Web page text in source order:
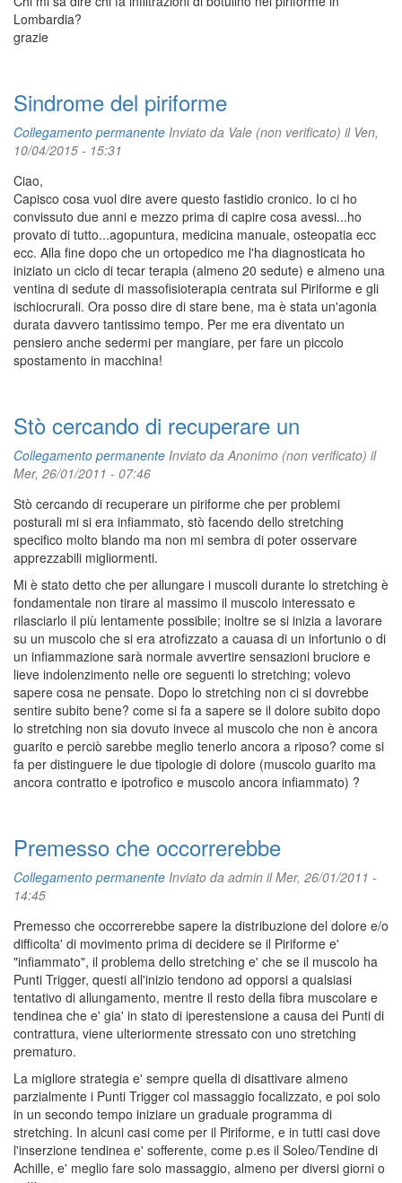
Lombardia?
grazie
Sindrome del piriforme
Collegamento permanente Inviato da Vale (non verificato) il Ven,
10/04/2015 - 15:31
Ciao,
Capisco cosa vuol dire avere questo fastidio cronico. Io ci ho
convissuto due anni e mezzo prima di capire cosa avessi...ho
provato di tutto...agopuntura, medicina manuale, osteopatia ecc
ecc. Alla fine dopo che un ortopedico me l'ha diagnosticata ho
iniziato un ciclo di tecar terapia (almeno 20 sedute) e almeno una
ventina di sedute di massofisioterapia centrata sul Piriforme e gli
ischiocrurali. Ora posso dire di stare bene, ma è stata un'agonia
durata davvero tantissimo tempo. Per me era diventato un
pensiero anche sedermi per mangiare, per fare un piccolo
spostamento in macchina!
Stò cercando di recuperare un
Collegamento permanente Inviato daAnonimo (non verificato) il
Mer, 26/01/2011 - 07:46
Stò cercando di recuperare un piriforme che per problemi
posturali mi si era infiammato, stò facendo dello stretching
specifico molto blando ma non mi sembra di poter osservare
apprezzabili migliormenti.
Mi è stato detto che per allungare i muscoli durante lo stretching è
fondamentale non tirare al massimo il muscolo interessato e
rilasciarlo il più lentamente possibile; inoltre se si inizia a lavorare
su un muscolo che si era atrofizzato a cauasa di un infortunio o di
un infiammazione sarà normale avvertire sensazioni bruciore e
lieve indolenzimento nelle ore seguenti lo stretching; volevo
sapere cosa ne pensate. Dopo lo stretching non ci si dovrebbe
sentire subito bene? come si fa a sapere se il dolore subito dopo
lo stretching non sia dovuto invece al muscolo che non è ancora
guarito e perciò sarebbe meglio tenerlo ancora a riposo? come si
fa per distinguere le due tipologie di dolore (muscolo guarito ma
ancora contratto e ipotrofico e muscolo ancora infiammato) ?
Premesso che occorrerebbe
Collegamento permanente Inviato da admin il Mer, 26/01/2011 -
14:45
Premesso che occorrerebbe sapere la distribuzione del dolore e/o
difficolta' di movimento prima di decidere se il Piriforme e'
"infiammato", il problema dello stretching e' che se il muscolo ha
Punti Trigger, questi all'inizio tendono ad opporsi a qualsiasi
tentativo di allungamento, mentre il resto della fibra muscolare e
tendinea che e' gia' in stato di iperestensione a causa dei Punti di
contrattura, viene ulteriormente stressato con uno stretching
prematuro.
La migliore strategia e' sempre quella di disattivare almeno
parzialmente i Punti Trigger col massaggio focalizzato, e poi solo
in un secondo tempo iniziare un graduale programma di
stretching. In alcuni casi come per il Piriforme, e in tutti casi dove
l'inserzione tendinea e' sofferente, come p.es il Soleo/Tendine di
Achille, e' meglio fare solo massaggio, almeno per diversi giorni o